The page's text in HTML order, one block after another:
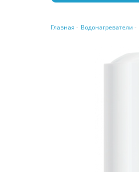
Главная Водонагреватели